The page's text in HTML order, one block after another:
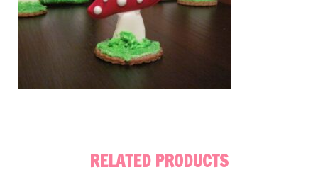
RELATED PRODUCTS